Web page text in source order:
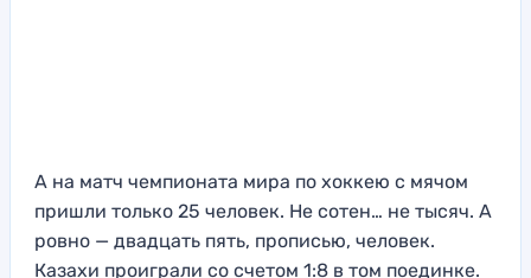
А на матч чемпионата мира по хоккею с мячом
пришли только 25 человек. Не сотен… не тысяч. А
ровно — двадцать пять, прописью, человек.
Казахи проиграли со счетом 1:8 в том поединке.